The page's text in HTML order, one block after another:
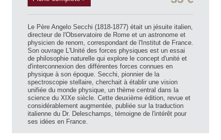
Le Père Angelo Secchi (1818-1877) était un jésuite italien,
directeur de l'Observatoire de Rome et un astronome et
physicien de renom, correspondant de l'Institut de France.
Son ouvrage L'Unité des forces physiques est un essai
de philosophie naturelle qui explore le concept d'unité et
d'interconnexion des différentes forces connues en
physique à son époque. Secchi, pionnier de la
spectroscopie stellaire, cherchait à établir une vision
unifiée du monde physique, un thème central dans la
science du XIXe siècle. Cette deuxième édition, revue et
considérablement augmentée, publiée sur la traduction
italienne du Dr. Deleschamps, témoigne de l'intérêt pour
ses idées en France.